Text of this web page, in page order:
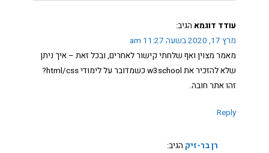
עודד דוגמא הגיב:
מרץ 17, 2020 בשעה 11:27 am
מאמר מצוין ואף שלחתי קישור לאחרים, ובכל זאת – איך ניתן
שלא להזכיר את w3school כשמדובר על לימודי html/css?
זהו אתר חובה.
Reply
רן בר-זיק הגיב: